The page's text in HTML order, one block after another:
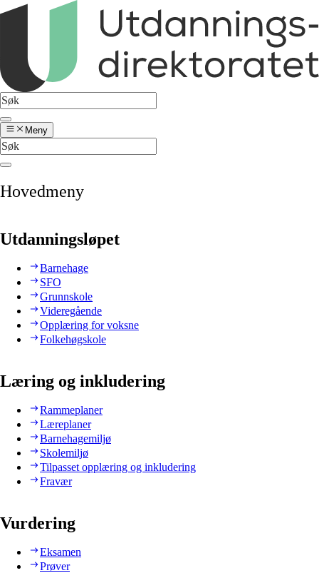
Meny
Hovedmeny
Utdanningsløpet
Barnehage
SFO
Grunnskole
Videregående
Opplæring for voksne
Folkehøgskole
Læring og inkludering
Rammeplaner
Læreplaner
Barnehagemiljø
Skolemiljø
Tilpasset opplæring og inkludering
Fravær
Vurdering
Eksamen
Prøver